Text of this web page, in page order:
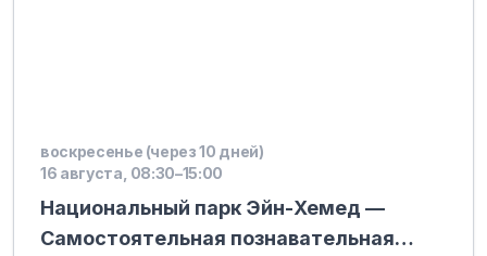
воскресенье (через 10 дней)
16 августа, 08:30–15:00
Национальный парк Эйн-Хемед —
Самостоятельная познавательная